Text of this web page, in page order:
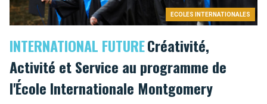
ECOLES INTERNATIONALES
INTERNATIONAL FUTURECréativité,
Activité et Service au programme de
l'École Internationale Montgomery